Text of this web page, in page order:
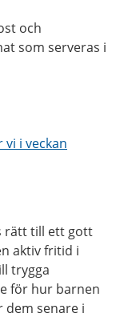
och
som serveras i
i veckan
rätt till ett gott
aktiv fritid i
trygga
för hur barnen
dem senare i